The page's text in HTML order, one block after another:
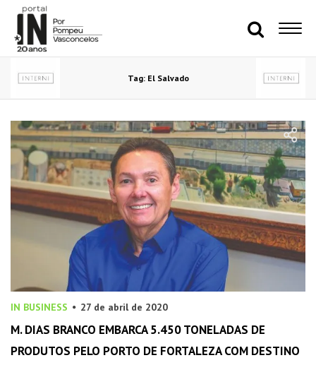
Tag: El Salvado
IN BUSINESS 27 de abril de 2020
M. DIAS BRANCO EMBARCA 5.450 TONELADAS DE
PRODUTOS PELO PORTO DE FORTALEZA COM DESTINO